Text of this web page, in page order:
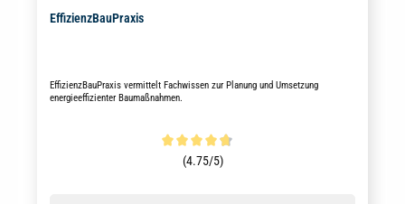
EffizienzBauPraxis
EffizienzBauPraxis vermittelt Fachwissen zur Planung und Umsetzung
energieeffizienter Baumaßnahmen.
Durchschnittliche Bewertung von 4.6 von 5 Sternen
(4.75/5)